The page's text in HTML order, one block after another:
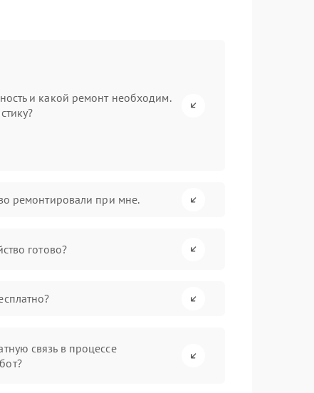
и какой ремонт необходим.
ремонтировали при мне.
готово?
связь в процессе